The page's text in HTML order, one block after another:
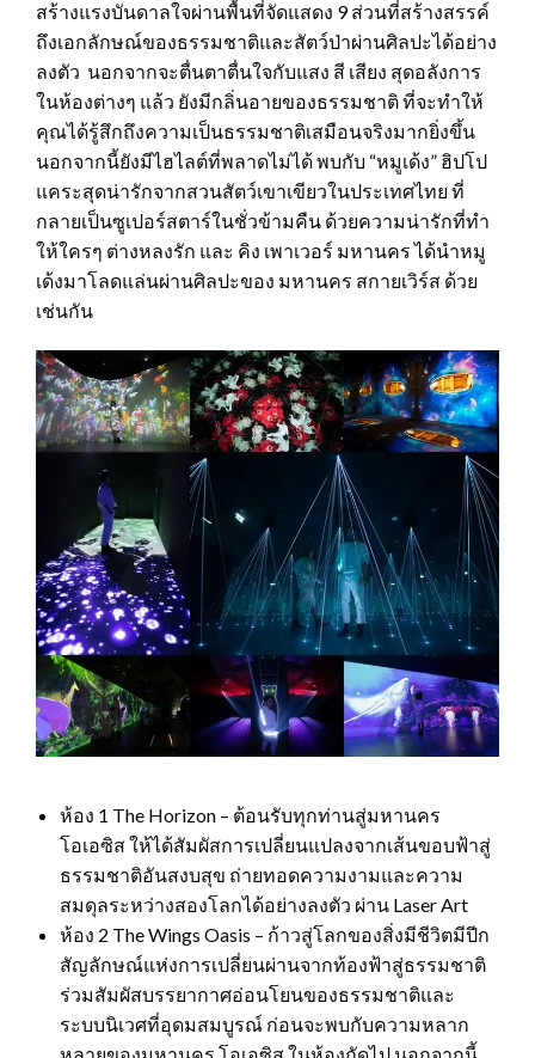
สร้างแรงบันดาลใจผ่านพื้นที่จัดแสดง 9 ส่วนที่สร้างสรรค์
ถึงเอกลักษณ์ของธรรมชาติและสัตว์ป่าผ่านศิลปะได้อย่าง
ลงตัว นอกจากจะตื่นตาตื่นใจกับแสง สี เสียง สุดอลังการ
ในห้องต่างๆ แล้ว ยังมีกลิ่นอายของธรรมชาติ ที่จะทำให้
คุณได้รู้สึกถึงความเป็นธรรมชาติเสมือนจริงมากยิ่งขึ้น
นอกจากนี้ยังมีไฮไลต์ที่พลาดไม่ได้ พบกับ “หมูเด้ง” ฮิปโป
แคระสุดน่ารักจากสวนสัตว์เขาเขียวในประเทศไทย ที่
กลายเป็นซูเปอร์สตาร์ในชั่วข้ามคืน ด้วยความน่ารักที่ทำ
ให้ใครๆ ต่างหลงรัก และ คิง เพาเวอร์ มหานคร ได้นำหมู
เด้งมาโลดแล่นผ่านศิลปะของ มหานคร สกายเวิร์ส ด้วย
เช่นกัน
ห้อง 1 The Horizon – ต้อนรับทุกท่านสู่มหานคร
โอเอซิส ให้ได้สัมผัสการเปลี่ยนแปลงจากเส้นขอบฟ้าสู่
ธรรมชาติอันสงบสุข ถ่ายทอดความงามและความ
สมดุลระหว่างสองโลกได้อย่างลงตัว ผ่าน Laser Art
ห้อง 2 The Wings Oasis – ก้าวสู่โลกของสิ่งมีชีวิตมีปีก
สัญลักษณ์แห่งการเปลี่ยนผ่านจากท้องฟ้าสู่ธรรมชาติ
ร่วมสัมผัสบรรยากาศอ่อนโยนของธรรมชาติและ
ระบบนิเวศที่อุดมสมบูรณ์ ก่อนจะพบกับความหลาก
หลายของมหานคร โอเอซิส ในห้องถัดไป นอกจากนี้